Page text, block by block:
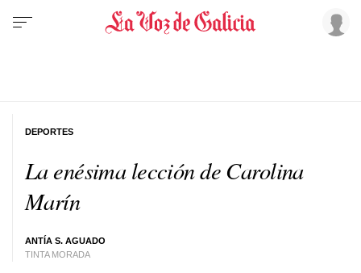
La enésima lección de Carolina
Marín
ANTÍA S. AGUADO
TINTA MORADA
DEPORTES